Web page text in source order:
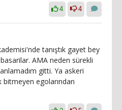
4 4
tanıştık gayet bey
AMA neden sürekli
gitti. Ya askeri
egolarından